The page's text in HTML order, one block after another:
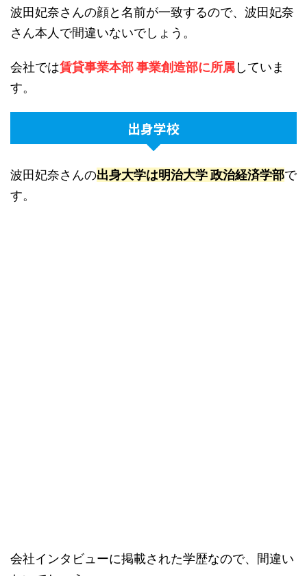
波田妃奈さんの顔と名前が一致するので、波田妃奈
さん本人で間違いないでしょう。
会社では賃貸事業本部 事業創造部に所属していま
す。
出身学校
波田妃奈さんの出身大学は明治大学 政治経済学部で
す。
会社インタビューに掲載された学歴なので、間違い